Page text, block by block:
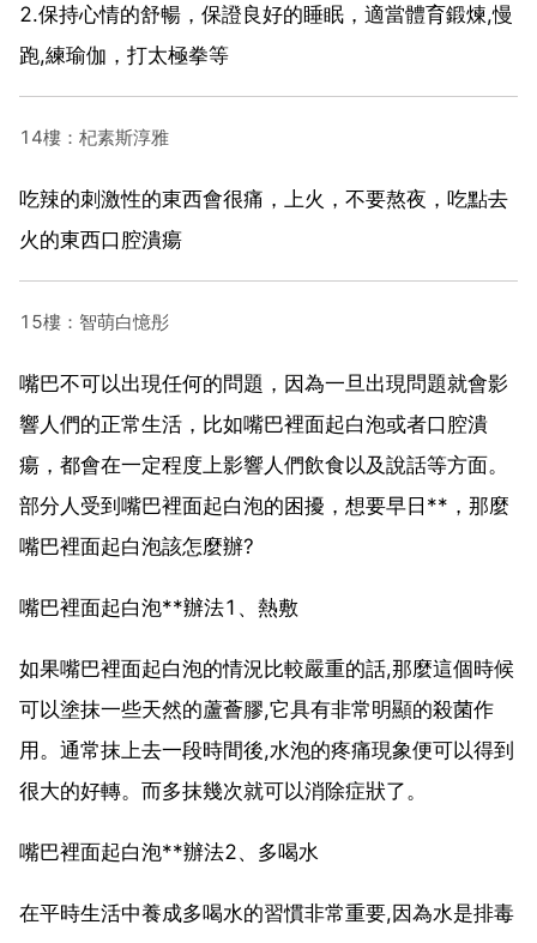
2.保持心情的舒暢，保證良好的睡眠，適當體育鍛煉,慢
跑,練瑜伽，打太極拳等
14樓：杞素斯淳雅
吃辣的刺激性的東西會很痛，上火，不要熬夜，吃點去
火的東西口腔潰瘍
15樓：智萌白憶彤
嘴巴不可以出現任何的問題，因為一旦出現問題就會影
響人們的正常生活，比如嘴巴裡面起白泡或者口腔潰
瘍，都會在一定程度上影響人們飲食以及說話等方面。
部分人受到嘴巴裡面起白泡的困擾，想要早日**，那麼
嘴巴裡面起白泡該怎麼辦?
嘴巴裡面起白泡**辦法1、熱敷
如果嘴巴裡面起白泡的情況比較嚴重的話,那麼這個時候
可以塗抹一些天然的蘆薈膠,它具有非常明顯的殺菌作
用。通常抹上去一段時間後,水泡的疼痛現象便可以得到
很大的好轉。而多抹幾次就可以消除症狀了。
嘴巴裡面起白泡**辦法2、多喝水
在平時生活中養成多喝水的習慣非常重要,因為水是排毒